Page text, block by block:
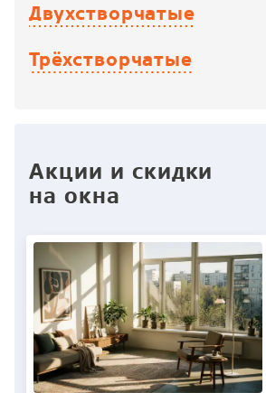
Двухстворчатые
Трёхстворчатые
Акции и скидки
на окна